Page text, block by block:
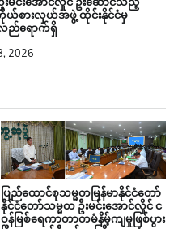
ပြည်ထောင်စုသမ္မတမြန်မာနိုင်ငံတော်
နိုင်ငံတော်သမ္မတ ဦးမင်းအောင်လှိုင် င
ဝန်မြစ်ရေကာတာတမံနိမ့်ကျမှုဖြစ်ပွား
ပြီး ရေကျော်စီးဝင်ရေကြီးရေလျှံ
Admin August 9, 2026